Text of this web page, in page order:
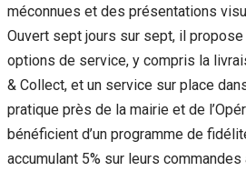
méconnues et des présentations
Ouvert sept jours sur sept, il
options de service, y compris la
& Collect, et un service sur place
pratique près de la mairie et de
bénéficient d’un programme de
accumulant 5% sur leurs